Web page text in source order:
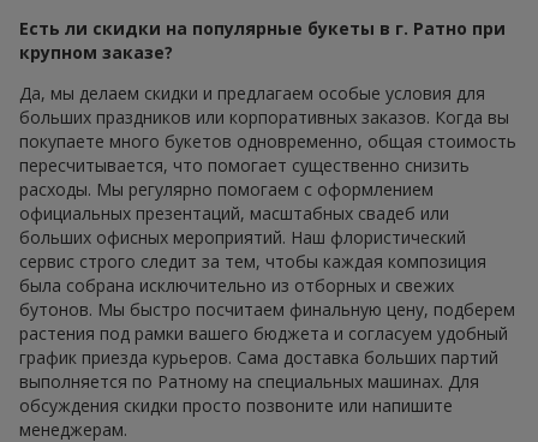
Есть ли скидки на популярные букеты в г. Ратно при
крупном заказе?
Да, мы делаем скидки и предлагаем особые условия для
больших праздников или корпоративных заказов. Когда вы
покупаете много букетов одновременно, общая стоимость
пересчитывается, что помогает существенно снизить
расходы. Мы регулярно помогаем с оформлением
официальных презентаций, масштабных свадеб или
больших офисных мероприятий. Наш флористический
сервис строго следит за тем, чтобы каждая композиция
была собрана исключительно из отборных и свежих
бутонов. Мы быстро посчитаем финальную цену, подберем
растения под рамки вашего бюджета и согласуем удобный
график приезда курьеров. Сама доставка больших партий
выполняется по Ратному на специальных машинах. Для
обсуждения скидки просто позвоните или напишите
менеджерам.